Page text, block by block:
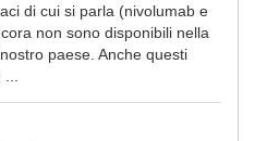
di cui si parla (nivolumab e
non sono disponibili nella
paese. Anche questi